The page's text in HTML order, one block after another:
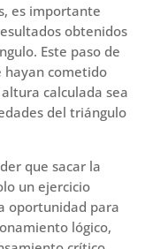
es importante
obtenidos
Este paso de
hayan cometido
calculada sea
del triángulo
que sacar la
un ejercicio
oportunidad para
lógico,